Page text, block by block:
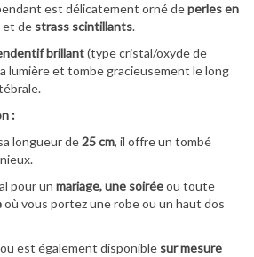
est délicatement orné deperles en
et de strass scintillants.
brillant(type cristal/oxyde de
lumière et tombe gracieusement le long
:
longueur de25 cm, il offre un tombé
pour un mariage, une soiréeou toute
où vous portez une robe ou un haut dos
est également disponible sur mesure